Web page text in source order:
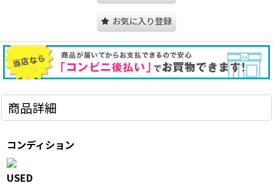
お気に入り登録
商品詳細
コンディション
USED